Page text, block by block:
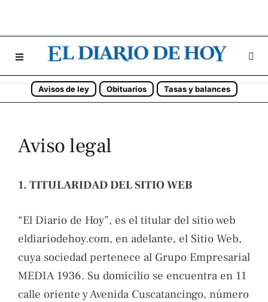
Avisos de ley Obituarios Tasas y balances
Aviso legal
1. TITULARIDAD DEL SITIO WEB
“El Diario de Hoy”, es el titular del sitio web
eldiariodehoy.com, en adelante, el Sitio Web,
cuya sociedad pertenece al Grupo Empresarial
MEDIA 1936. Su domicilio se encuentra en 11
calle oriente y Avenida Cuscatancingo, número